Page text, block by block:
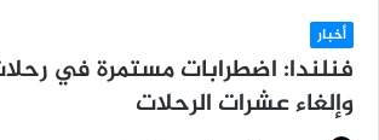
أخبار
فنلندا: اضطرابات مستمرة في
وإلغاء عشرات الرحلات